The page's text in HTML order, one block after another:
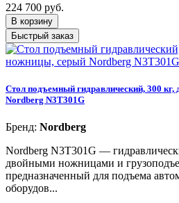
224 700 руб.
В корзину
Быстрый заказ
Стол подъемный гидравлический, 300
Nordberg N3T301G
Бренд: Nordberg
Nordberg N3T301G —
двойными ножницами и
предназначенный для подъема
оборудов...